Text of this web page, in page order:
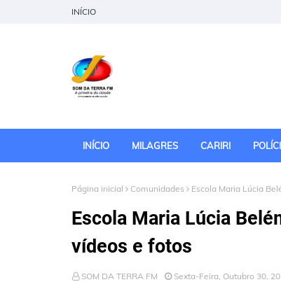
INÍCIO
INÍCIO MILAGRES CARIRI
Página inicial Comunidades Escola Maria Lúcia
Escola Maria Lúcia
vídeos e fotos
SOM DA TERRA FM Sexta-Feira, Outubro 30,